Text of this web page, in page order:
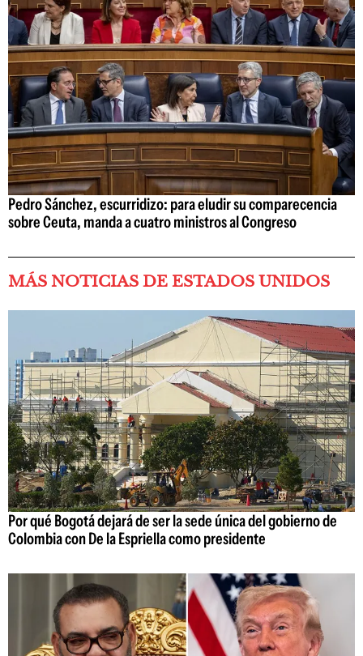
Pedro Sánchez, escurridizo: para eludir su comparecencia
sobre Ceuta, manda a cuatro ministros al Congreso
MÁS NOTICIAS DE ESTADOS UNIDOS
Por qué Bogotá dejará de ser la sede única del gobierno de
Colombia con De la Espriella como presidente